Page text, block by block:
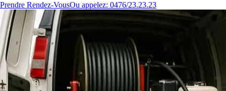
Prendre Rendez-VousOu appelez: 0476/23.23.23